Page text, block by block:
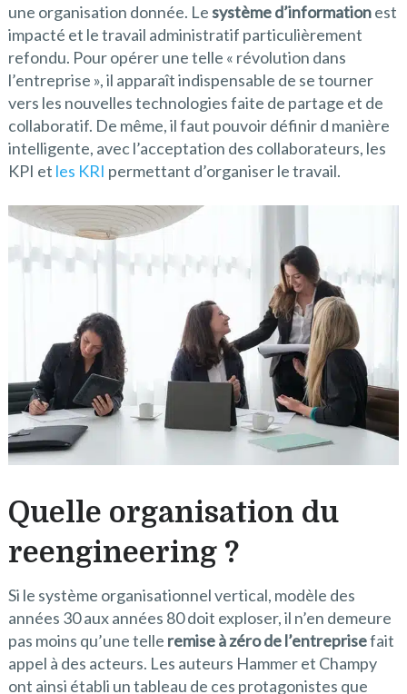
une organisation donnée. Lesystème d’informationest
impacté et le travail administratif particulièrement
refondu. Pour opérer une telle « révolution dans
l’entreprise », il apparaît indispensable de se tourner
vers les nouvelles technologies faite de partage et de
collaboratif. De même, il faut pouvoir définir d manière
intelligente, avec l’acceptation des collaborateurs, les
KPI et les KRI permettant d’organiser le travail.
Quelle organisation du
reengineering ?
Si le système organisationnel vertical, modèle des
années 30 aux années 80 doit exploser, il n’en demeure
pas moins qu’une telle remise à zéro de l’entreprisefait
appel à des acteurs. Les auteurs Hammer et Champy
ont ainsi établi un tableau de ces protagonistes que